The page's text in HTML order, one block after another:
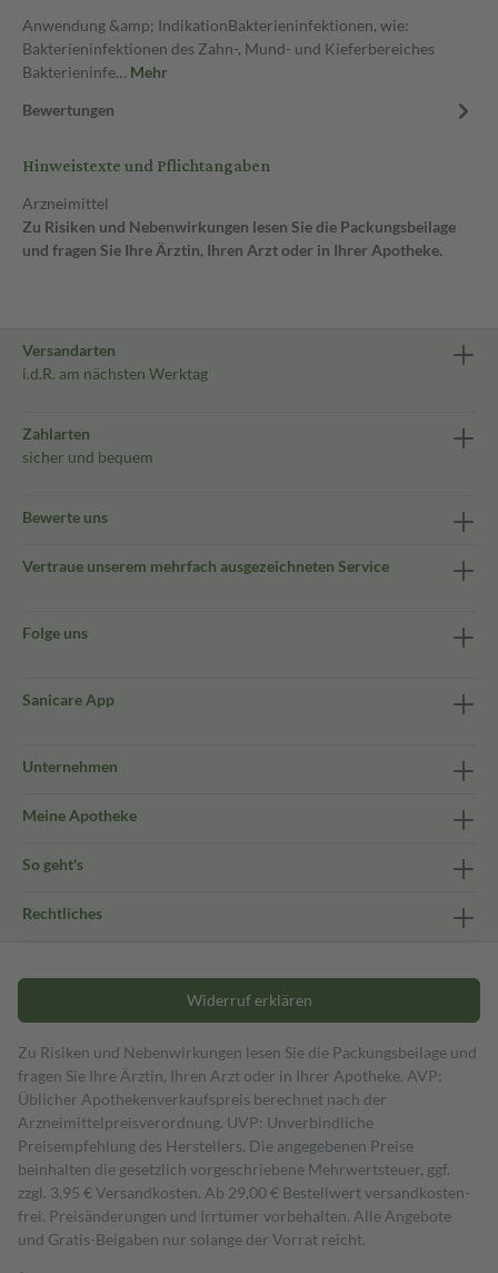
Anwendung &amp; IndikationBakterieninfektionen, wie:
Bakterieninfektionen des Zahn-, Mund- und Kieferbereiches
Bakterieninfe… Mehr
Bewertungen
Hinweistexte und Pflichtangaben
Arzneimittel
Zu Risiken und Nebenwirkungen lesen Sie die Packungsbeilage
und fragen Sie Ihre Ärztin, Ihren Arzt oder in Ihrer Apotheke.
Versandarten
i.d.R. am nächsten Werktag
Zahlarten
sicher und bequem
Bewerte uns
Vertraue unserem mehrfach ausgezeichneten Service
Folge uns
Sanicare App
Unternehmen
Meine Apotheke
So geht's
Rechtliches
Widerruf erklären
Zu Risiken und Nebenwirkungen lesen Sie die Packungsbeilage und
fragen Sie Ihre Ärztin, Ihren Arzt oder in Ihrer Apotheke. AVP:
Üblicher Apothekenverkaufspreis berechnet nach der
Arzneimittelpreisverordnung. UVP: Unverbindliche
Preisempfehlung des Herstellers. Die angegebenen Preise
beinhalten die gesetzlich vorgeschriebene Mehrwertsteuer, ggf.
zzgl. 3,95 € Versandkosten. Ab 29,00 € Bestell­wert versand­kosten­
frei. Preisänderungen und Irrtümer vorbehalten. Alle Angebote
und Gratis-Beigaben nur solange der Vorrat reicht.